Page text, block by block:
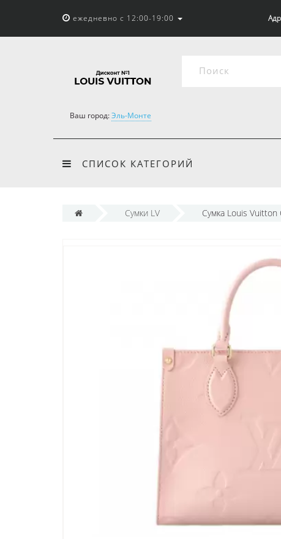
ежедневно с 12:00-19:00
Ваш город:Эль-Монте
СПИСОК КАТЕГОРИЙ
Сумки LV Сумка Louis Vuitton